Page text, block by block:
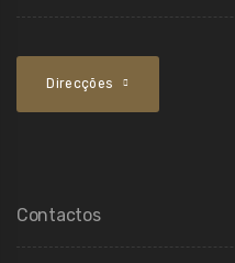
Direcções
Contactos